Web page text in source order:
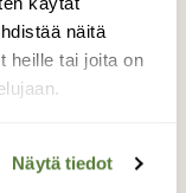
näitä
heille tai joita on
Näytä tiedot